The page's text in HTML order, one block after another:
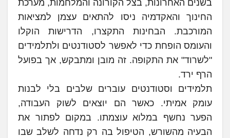
בשנים האחרונות, בצל הקורונה והמלחמות, מערכת
החינוך והאקדמיה ניסו להתאים עצמן למציאות
המורכבת. הבחינות התקצרו, הדרישות הוקלו
והעומס הופחת כדי לאפשר לסטודנטים ולתלמידים
"לשרוד" את התקופה. זה מובן ומתבקש, אך בפועל
הרף ירד.
תלמידים וסטודנטים עוברים שלבים בלי לבנות
עומק אמיתי. כאשר הם יוצאים לשוק העבודה,
הפער נחשף במלוא עוצמתו. במקום לפתור את
הבעיה מהשורש, הטיפול בה רק נדחה לשלב שבו